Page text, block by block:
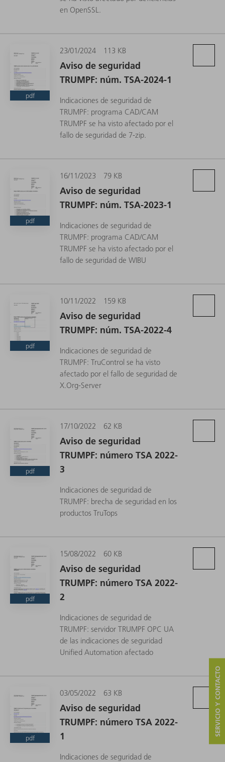
en OpenSSL.
pdf
23/01/2024 113 KB
Aviso de seguridad
TRUMPF: núm. TSA-2024-1
Indicaciones de seguridad de
TRUMPF: programa CAD/CAM
TRUMPF se ha visto afectado por el
fallo de seguridad de 7-zip.
pdf
16/11/2023 79 KB
Aviso de seguridad
TRUMPF: núm. TSA-2023-1
Indicaciones de seguridad de
TRUMPF: programa CAD/CAM
TRUMPF se ha visto afectado por el
fallo de seguridad de WIBU
pdf
10/11/2022 159 KB
Aviso de seguridad
TRUMPF: núm. TSA-2022-4
Indicaciones de seguridad de
TRUMPF: TruControl se ha visto
afectado por el fallo de seguridad de
X.Org-Server
pdf
17/10/2022 62 KB
Aviso de seguridad
TRUMPF: número TSA 2022-
3
Indicaciones de seguridad de
TRUMPF: brecha de seguridad en los
productos TruTops
pdf
15/08/2022 60 KB
Aviso de seguridad
TRUMPF: número TSA 2022-
2
Indicaciones de seguridad de
TRUMPF: servidor TRUMPF OPC UA
de las indicaciones de seguridad
Unified Automation afectado
pdf
03/05/2022 63 KB
Aviso de seguridad
TRUMPF: número TSA 2022-
1
Indicaciones de seguridad de
SERVICIO Y CONTACTO